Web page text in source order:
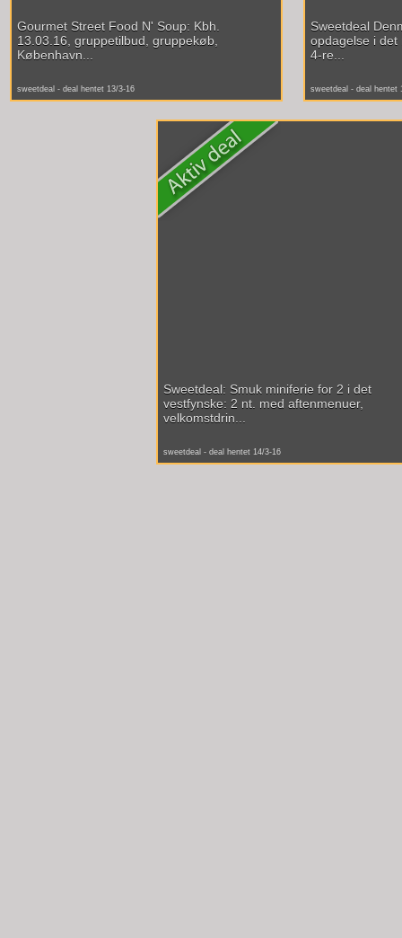
Gourmet Street Food N' Soup: Kbh.
13.03.16, gruppetilbud, gruppekøb,
København...
sweetdeal - deal hentet 13/3-16
Sweetdeal
opdagelse i det
4-re...
sweetdeal - deal hentet
Sweetdeal: Smuk miniferie for 2 i det
vestfynske: 2 nt. med aftenmenuer,
velkomstdrin...
sweetdeal - deal hentet 14/3-16